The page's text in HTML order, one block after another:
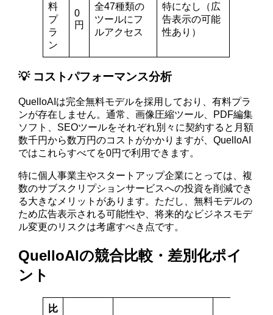
料
プ
ラ
ン
0
円
全47種類の
ツールにフ
ルアクセス
特になし（広
告表示の可能
性あり）
💡 コストパフォーマンス分析
QuelloAIは完全無料モデルを採用しており、有料プラ
ンが存在しません。通常、画像圧縮ツール、PDF編集
ソフト、SEOツールをそれぞれ別々に契約すると月額
数千円から数万円のコストがかかりますが、QuelloAI
ではこれらすべてを0円で利用できます。
特に個人事業主やスタートアップ企業にとっては、複
数のサブスクリプションサービスへの投資を削減でき
る大きなメリットがあります。ただし、無料モデルの
ため広告表示される可能性や、将来的なビジネスモデ
ル変更のリスクは考慮すべき点です。
QuelloAIの競合比較・差別化ポイ
ント
比